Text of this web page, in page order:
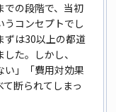
での段階で、当初
うコンセプトでし
ずは30以上の都道
た。しかし、
い」「費用対効果
断られてしまっ